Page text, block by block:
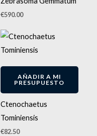
€590.00
AÑADIR A MI
PRESUPUESTO
Ctenochaetus
Tominiensis
€82.50